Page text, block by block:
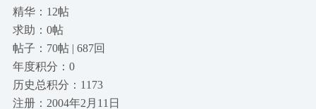
精华：12帖
求助：0帖
帖子：70帖 | 687回
年度积分：0
历史总积分：1173
注册：2004年2月11日